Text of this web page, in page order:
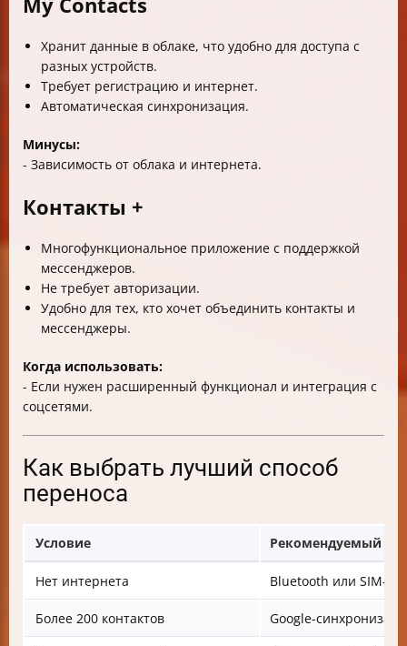
Хранит данные в облаке, что удобно для доступа с
разных устройств.
Требует регистрацию и интернет.
Автоматическая синхронизация.
Минусы:
- Зависимость от облака и интернета.
Контакты +
Многофункциональное приложение с поддержкой
мессенджеров.
Не требует авторизации.
Удобно для тех, кто хочет объединить контакты и
мессенджеры.
Когда использовать:
- Если нужен расширенный функционал и интеграция с
соцсетями.
Как выбрать лучший способ
переноса
Условие Рекомендуемый
Нет интернета Bluetooth или SIM-
Более 200 контактов Google-